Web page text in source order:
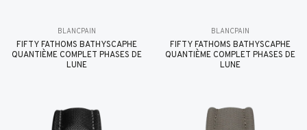
BLANCPAIN
FIFTY FATHOMS BATHYSCAPHE
QUANTIÈME COMPLET PHASES DE
LUNE
BLANCPAIN
FIFTY FATHOMS BATHYSCAPHE
QUANTIÈME COMPLET PHASES DE
LUNE